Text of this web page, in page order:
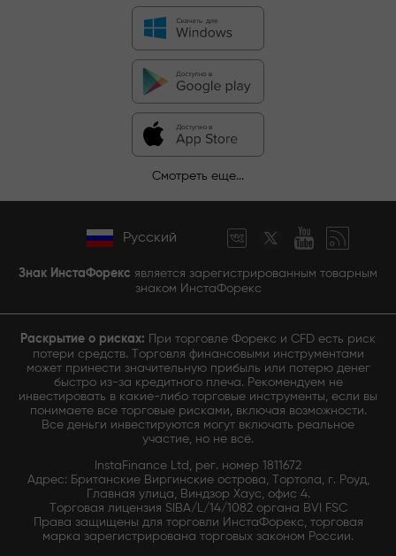
Смотреть еще...
Русский
Знак ИнстаФорекс является зарегистрированным товарным
знаком ИнстаФорекс
Раскрытие о рисках: При торговле Форекс и CFD есть риск
потери средств. Торговля финансовыми инструментами
может принести значительную прибыль или потерю денег
быстро из-за кредитного плеча. Рекомендуем не
инвестировать в какие-либо торговые инструменты, если вы
понимаете все торговые рисками, включая возможности.
Все деньги инвестируются могут включать реальное
участие, но не всё.
InstaFinance Ltd, рег. номер 1811672
Адрес: Британские Виргинские острова, Тортола, г. Роуд,
Главная улица, Виндзор Хаус, офис 4.
Торговая лицензия SIBA/L/14/1082 органа BVI FSC
Права защищены для торговли ИнстаФорекс, торговая
марка зарегистрирована торговых законом России.